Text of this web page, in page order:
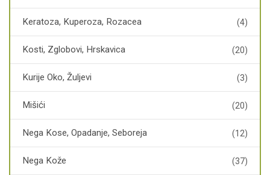
Keratoza, Kuperoza, Rozacea (4)
Kosti, Zglobovi, Hrskavica (20)
Kurije Oko, Žuljevi (3)
Mišići (20)
Nega Kose, Opadanje, Seboreja (12)
Nega Kože (37)